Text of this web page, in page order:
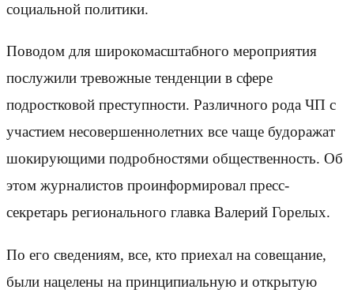
социальной политики.
Поводом для широкомасштабного мероприятия
послужили тревожные тенденции в сфере
подростковой преступности. Различного рода ЧП с
участием несовершеннолетних все чаще будоражат
шокирующими подробностями общественность. Об
этом журналистов проинформировал пресс-
секретарь регионального главка Валерий Горелых.
По его сведениям, все, кто приехал на совещание,
были нацелены на принципиальную и открытую